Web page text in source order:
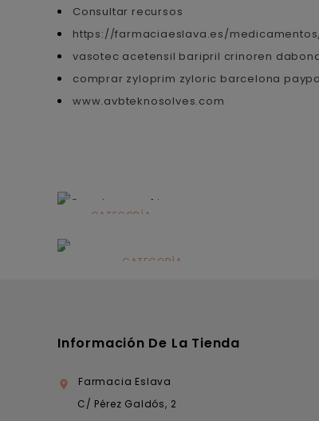
Consultar recursos
https://farmaciaeslava.es/
vasotec acetensil baripril crinoren
comprar zyloprim zyloric barcelona
www.avbteknosolves.com
CATEGORÍA
CATEGORÍA
Información De La Tienda

Farmacia Eslava
C/ Pérez Galdós, 2